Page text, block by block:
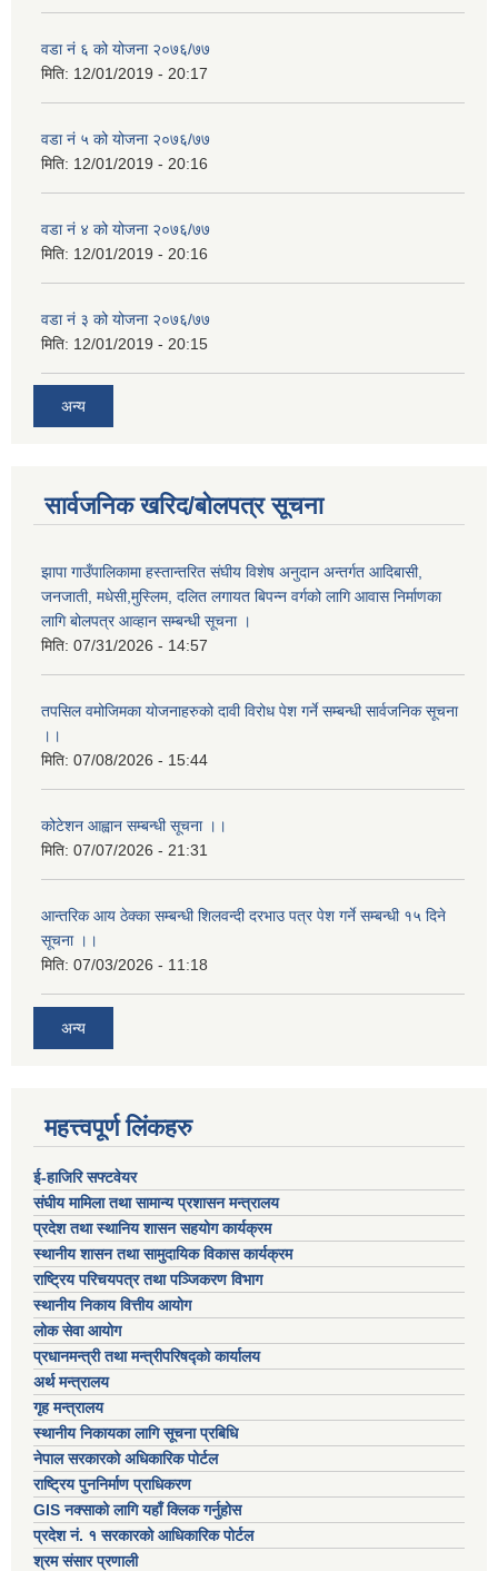
वडा नं ६ को योजना २०७६/७७
मिति: 12/01/2019 - 20:17
वडा नं ५ को योजना २०७६/७७
मिति: 12/01/2019 - 20:16
वडा नं ४ को योजना २०७६/७७
मिति: 12/01/2019 - 20:16
वडा नं ३ को योजना २०७६/७७
मिति: 12/01/2019 - 20:15
अन्य
सार्वजनिक खरिद/बोलपत्र सूचना
झापा गाउँपालिकामा हस्तान्तरित संघीय विशेष अनुदान अन्तर्गत आदिबासी,
जनजाती, मधेसी,मुस्लिम, दलित लगायत बिपन्न वर्गको लागि आवास निर्माणका
लागि बोलपत्र आव्हान सम्बन्धी सूचना ।
मिति: 07/31/2026 - 14:57
तपसिल वमोजिमका योजनाहरुको दावी विरोध पेश गर्ने सम्बन्धी सार्वजनिक सूचना
।।
मिति: 07/08/2026 - 15:44
कोटेशन आह्वान सम्बन्धी सूचना ।।
मिति: 07/07/2026 - 21:31
आन्तरिक आय ठेक्का सम्बन्धी शिलवन्दी दरभाउ पत्र पेश गर्ने सम्बन्धी १५ दिने
सूचना ।।
मिति: 07/03/2026 - 11:18
अन्य
महत्त्वपूर्ण लिंकहरु
ई-हाजिरि सफ्टवेयर
संघीय मामिला तथा सामान्य प्रशासन मन्त्रालय
प्रदेश तथा स्थानिय शासन सहयोग कार्यक्रम
स्थानीय शासन तथा सामुदायिक विकास कार्यक्रम
राष्ट्रिय परिचयपत्र तथा पञ्जिकरण विभाग
स्थानीय निकाय वित्तीय आयोग
लोक सेवा आयोग
प्रधानमन्त्री तथा मन्त्रीपरिषद्को कार्यालय
अर्थ मन्त्रालय
गृह मन्त्रालय
स्थानीय निकायका लागि सूचना प्रबिधि
नेपाल सरकारको अधिकारिक पोर्टल
राष्ट्रिय पुननिर्माण प्राधिकरण
GIS नक्साको लागि यहाँ क्लिक गर्नुहोस
प्रदेश नं. १ सरकारको आधिकारिक पोर्टल
श्रम संसार प्रणाली